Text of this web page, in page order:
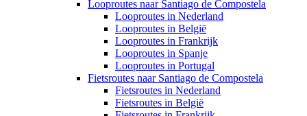
Looproutes naar Santiago de Compostela
Looproutes in Nederland
Looproutes in België
Looproutes in Frankrijk
Looproutes in Spanje
Looproutes in Portugal
Fietsroutes naar Santiago de Compostela
Fietsroutes in Nederland
Fietsroutes in België